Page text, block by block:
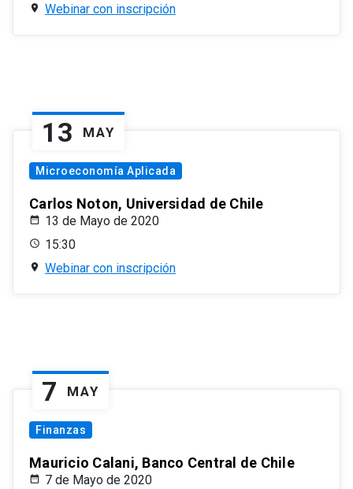
Webinar con inscripción
13 MAY
Microeconomía Aplicada
Carlos Noton, Universidad de Chile
13 de Mayo de 2020
15:30
Webinar con inscripción
7 MAY
Finanzas
Mauricio Calani, Banco Central de Chile
7 de Mayo de 2020